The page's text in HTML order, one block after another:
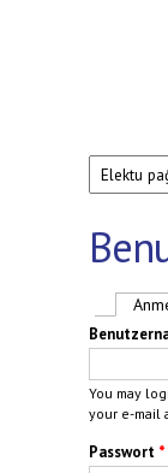
You may
your e-mail
Passwort *